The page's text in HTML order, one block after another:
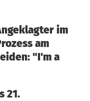
im
am
"I'm a
21.